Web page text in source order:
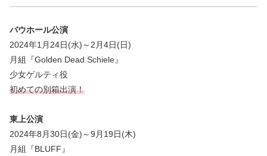
バウホール公演
2024年1月24日(水)～2月4日(日)
月組『Golden Dead Schiele』
少女ゲルティ役
初めての別箱出演！
東上公演
2024年8月30日(金)～9月19日(木)
月組『BLUFF』